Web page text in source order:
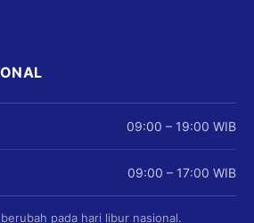
09:00 – 19:00 WIB
09:00 – 17:00 WIB
pada hari libur nasional.